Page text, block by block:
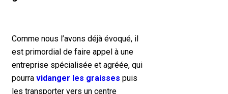
Comme nous l’avons déjà évoqué, il
est primordial de faire appel à une
entreprise spécialisée et agréée, qui
pourra vidanger les graisses puis
les transporter vers un centre